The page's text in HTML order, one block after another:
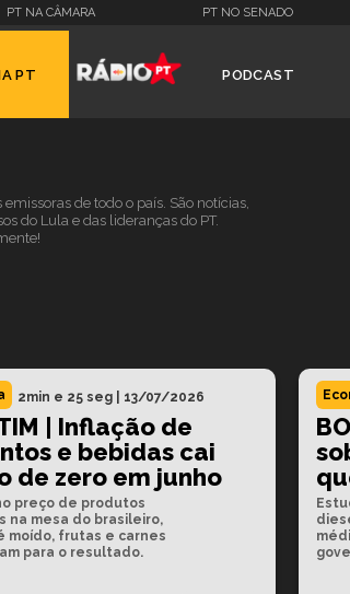
PT NA CÂMARA PT NO SENADO
os rumos deste país
PT PODCAST
de todo o país. São notícias,
do Lula e das lideranças do PT.
2min e 25 seg| 13/07/2026
| Inflação de
e bebidas cai
de zero em junho
preço de produtos
na mesa do brasileiro,
moído, frutas e carnes
para o resultado.